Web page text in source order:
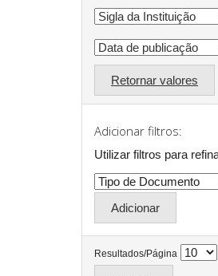
Retornar valores
Adicionar filtros:
Utilizar filtros para
Resultados/Página